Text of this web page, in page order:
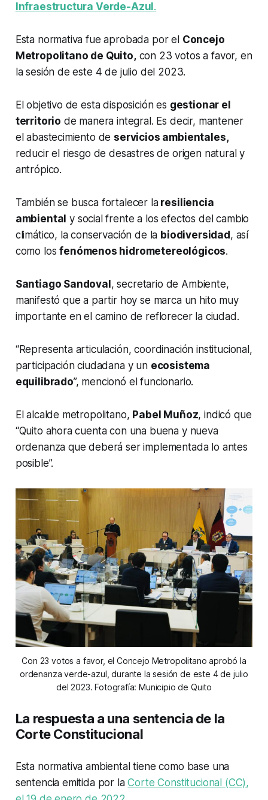
Infraestructura Verde-Azul .
Esta normativa fue aprobada por el Concejo
Metropolitano de Quito,con 23 votos a favor, en
la sesión de este 4 de julio del 2023.
El objetivo de esta disposición es gestionar el
territorio de manera integral. Es decir, mantener
el abastecimiento de servicios ambientales,
reducir el riesgo de desastres de origen natural y
antrópico.
También se busca fortalecer laresiliencia
ambiental y social frente a los efectos del cambio
climático, la conservación de la biodiversidad , así
como losfenómenos hidrometereológicos.
Santiago Sandoval , secretario de Ambiente,
manifestó que a partir hoy se marca un hito muy
importante en el camino de reflorecer la ciudad.
“Representa articulación, coordinación institucional,
participación ciudadana y un ecosistema
equilibrado”, mencionó el funcionario.
El alcalde metropolitano, Pabel Muñoz, indicó que
“Quito ahora cuenta con una buena y nueva
ordenanza que deberá ser implementada lo antes
posible”.
Con 23 votos a favor, el Concejo Metropolitano aprobó la
ordenanza verde-azul, durante la sesión de este 4 de julio
del 2023. Fotografía: Municipio de Quito
La respuesta a una sentencia de la
Corte Constitucional
Esta normativa ambiental tiene como base una
sentencia emitida por laCorte Constitucional (CC),